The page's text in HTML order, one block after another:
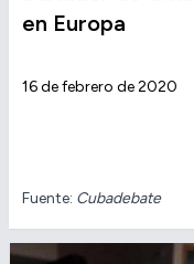
en Europa
16 de febrero de 2020
Fuente: Cubadebate